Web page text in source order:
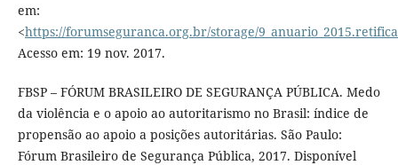
em:
<https://forumseguranca.org.br/storage/
Acesso em: 19 nov. 2017.
FBSP – FÓRUM BRASILEIRO DE SEGURANÇA PÚBLICA. Medo
da violência e o apoio ao autoritarismo no Brasil: índice de
propensão ao apoio a posições autoritárias. São Paulo:
Fórum Brasileiro de Segurança Pública, 2017. Disponível